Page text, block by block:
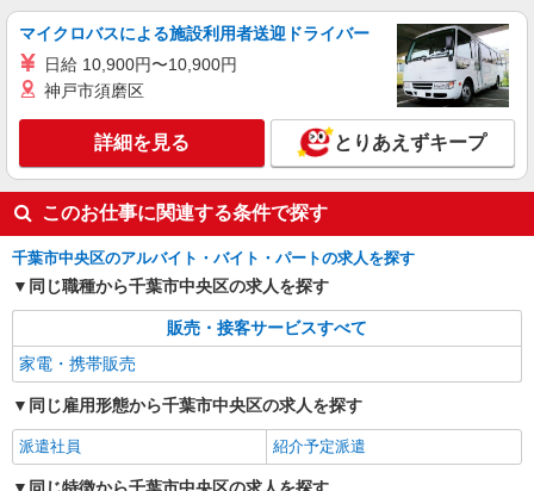
マイクロバスによる施設利用者送迎ドライバー
日給 10,900円〜10,900円
神戸市須磨区
詳細を見る とりあえずキープ
このお仕事に関連する条件で探す
千葉市中央区のアルバイト・バイト・パートの求人を探す
同じ職種から千葉市中央区の求人を探す
販売・接客サービスすべて
家電・携帯販売
同じ雇用形態から千葉市中央区の求人を探す
派遣社員 紹介予定派遣